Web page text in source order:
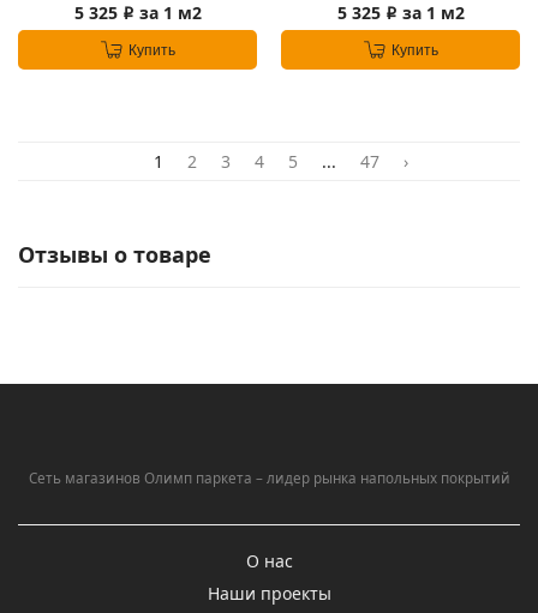
5 325 i за 1 м2
Купить
5 325 i за 1 м2
Купить
1 2 3 4 5 ... 47 ›
Отзывы о товаре
Сеть магазинов Олимп паркета – лидер рынка напольных покрытий
О нас
Наши проекты